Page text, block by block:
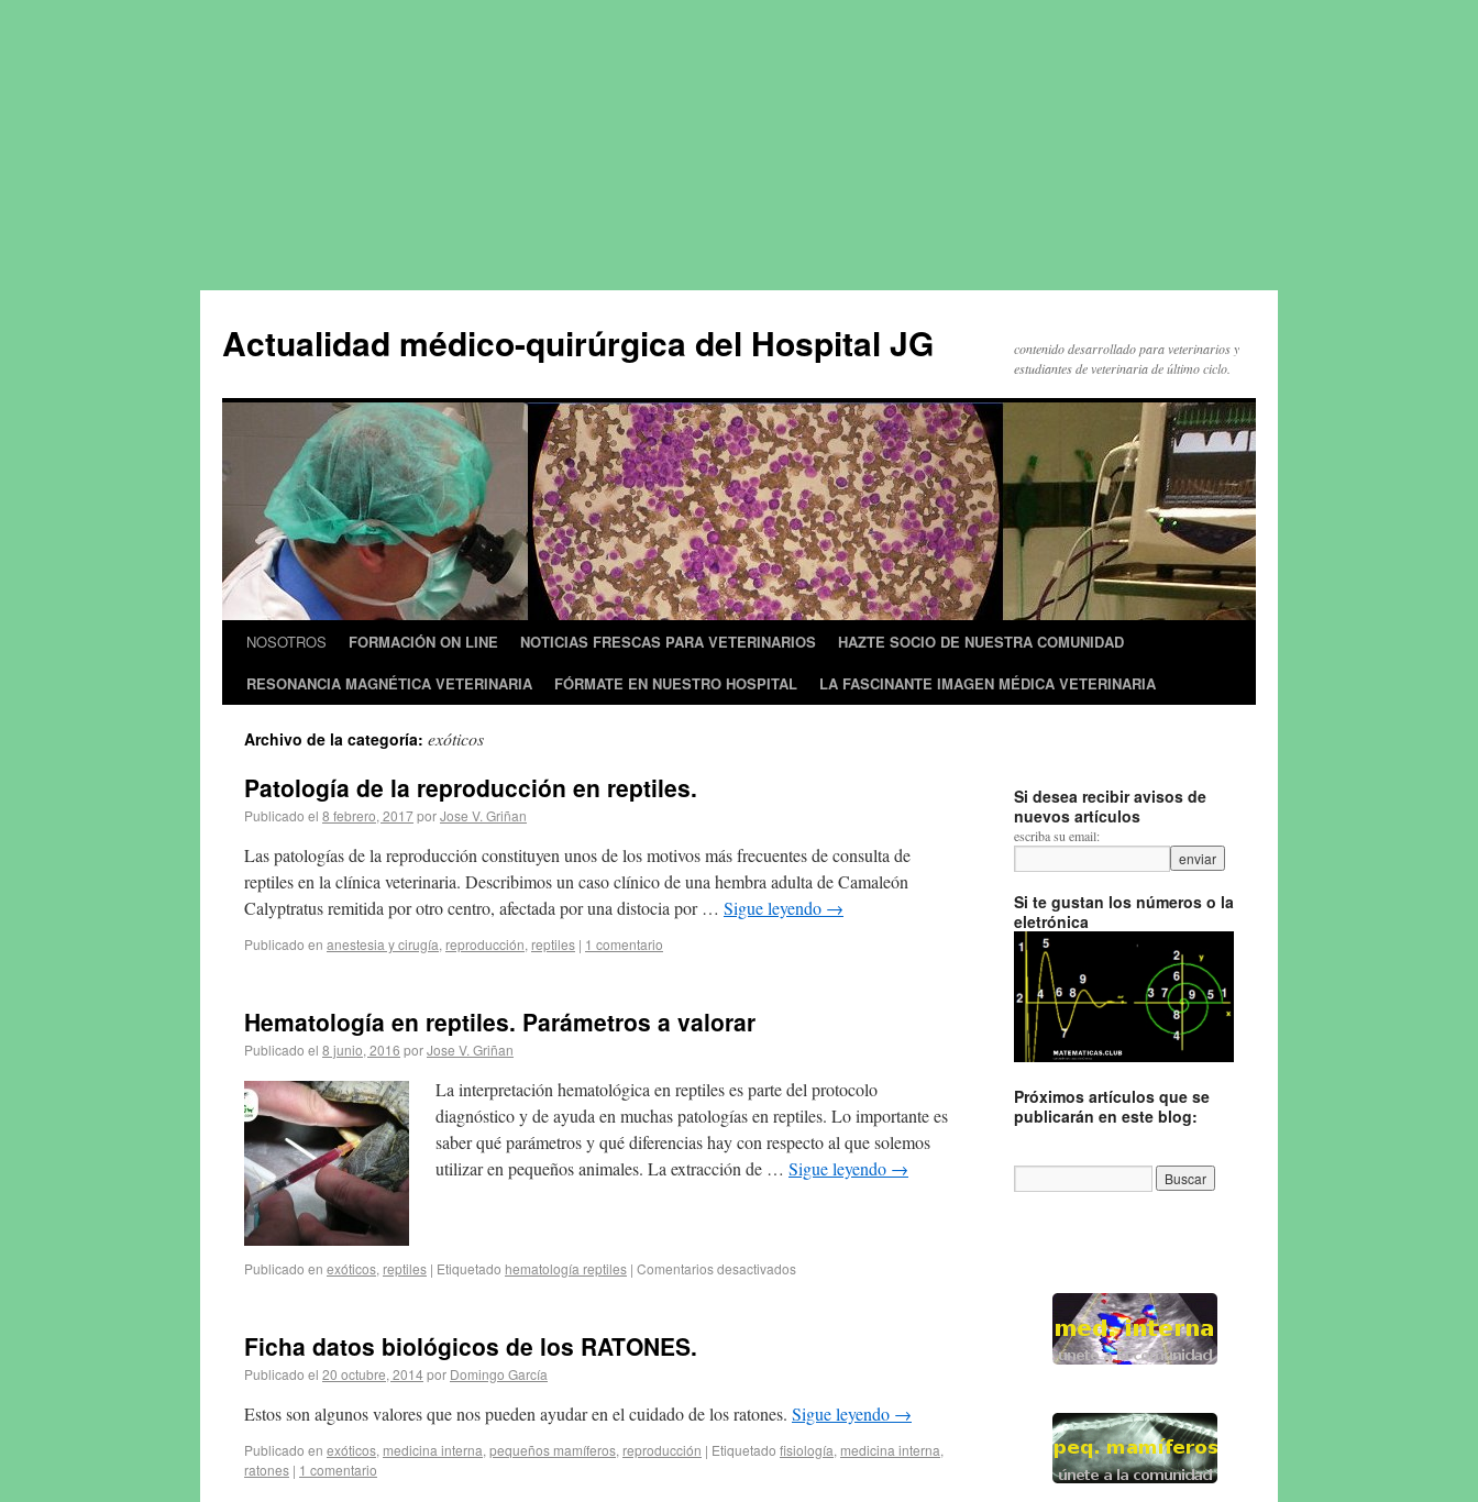
Actualidad médico-quirúrgica del Hospital JG
contenido desarrollado para veterinarios y
estudiantes de veterinaria de último ciclo.
NOSOTROS FORMACIÓN ON LINE NOTICIAS FRESCAS PARA VETERINARIOS
HAZTE SOCIO DE NUESTRA COMUNIDAD
RESONANCIA MAGNÉTICA VETERINARIA
FÓRMATE EN NUESTRO HOSPITAL LA FASCINANTE IMAGEN MÉDICA VETERINARIA
Archivo de la categoría: exóticos
Patología de la reproducción en reptiles.
Publicado el 8 febrero, 2017porJose V. Griñan
Las patologías de la reproducción constituyen unos de los motivos más frecuentes de consulta de
reptiles en la clínica veterinaria. Describimos un caso clínico de una hembra adulta de Camaleón
Calyptratus remitida por otro centro, afectada por una distocia por … Sigue leyendo →
Publicado en anestesia y cirugía, reproducción, reptiles | 1 comentario
Hematología en reptiles. Parámetros a valorar
Publicado el 8 junio, 2016 porJose V. Griñan
La interpretación hematológica en reptiles es parte del protocolo
diagnóstico y de ayuda en muchas patologías en reptiles. Lo importante es
saber qué parámetros y qué diferencias hay con respecto al que solemos
utilizar en pequeños animales. La extracción de … Sigue leyendo →
Publicado en exóticos, reptiles | Etiquetado hematología reptiles | Comentarios desactivados
Ficha datos biológicos de los RATONES.
Publicado el 20 octubre, 2014por Domingo García
Estos son algunos valores que nos pueden ayudar en el cuidado de los ratones. Sigue leyendo →
Publicado en exóticos, medicina interna, pequeños mamíferos, reproducción | Etiquetado fisiología, medicina interna,
ratones | 1 comentario
Si desea recibir avisos de
nuevos artículos
escriba su email:
Si te gustan los números o la
eletrónica
Próximos artículos que se
publicarán en este blog: